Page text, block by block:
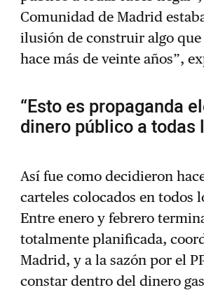
Comunidad de Madrid
ilusión de construir algo
hace más de veinte años”,
“Esto es propaganda
dinero público a todas
Así fue como decidieron
carteles colocados en todos
Entre enero y febrero
totalmente planificada,
Madrid, y a la sazón por el
constar dentro del dinero